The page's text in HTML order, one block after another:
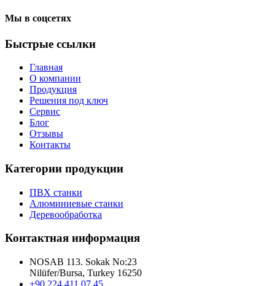
Мы в соцсетях
Быстрые ссылки
Главная
О компании
Продукция
Решения под ключ
Сервис
Блог
Отзывы
Контакты
Категории продукции
ПВХ станки
Алюминиевые станки
Деревообработка
Контактная информация
NOSAB 113. Sokak No:23
Nilüfer/Bursa, Turkey 16250